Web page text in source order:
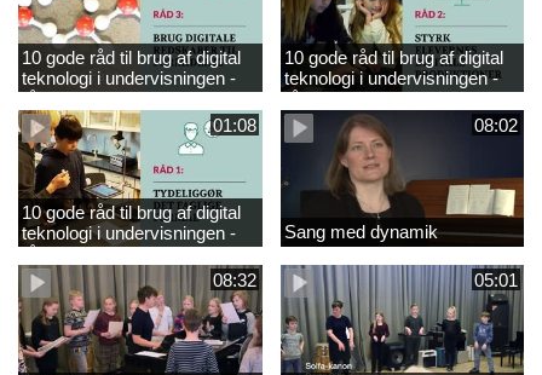
10 gode råd til brug af digital
teknologi i undervisningen -
råd 3
10 gode råd til brug af digital
teknologi i undervisningen -
råd 2
01:08
10 gode råd til brug af digital
teknologi i undervisningen -
råd 1
08:02
Sang med dynamik
08:32 05:01